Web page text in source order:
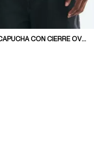
CAMPERA CON CAPUCHA CON CIERRE OVERSIZED FIT